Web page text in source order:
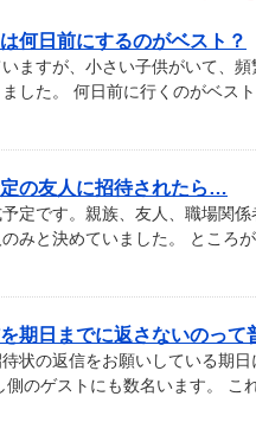
何日前にするのがベスト？
ますが、小さい子供がいて、
した。 何日前に行くのがベスト
の友人に招待されたら…
定です。親族、友人、職場関
みと決めていました。 ところが
期日までに返さないのって
状の返信をお願いしている期
側のゲストにも数名います。 こ